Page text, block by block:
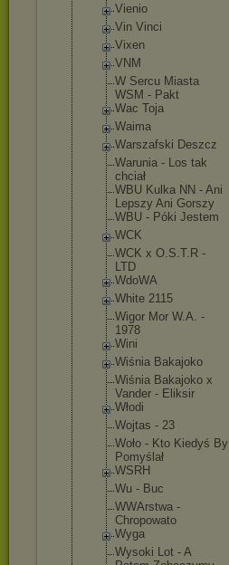
Vienio
Vin Vinci
Vixen
VNM
W Sercu Miasta
WSM - Pakt
Wac Toja
Waima
Warszafski Deszcz
Warunia - Los tak
chciał
WBU Kulka NN - Ani
Lepszy Ani Gorszy
WBU - Póki Jestem
WCK
WCK x O.S.T.R -
LTD
WdoWA
White 2115
Wigor Mor W.A. -
1978
Wini
Wiśnia Bakajoko
Wiśnia Bakajoko x
Vander - Eliksir
Włodi
Wojtas - 23
Woło - Kto Kiedyś By
Pomyślał
WSRH
Wu - Buc
WWArstwa -
Chropowato
Wyga
Wysoki Lot - A